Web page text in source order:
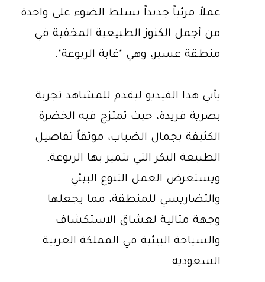
عملاً مرئياً جديداً يسلط الضوء على واحدة
من أجمل الكنوز الطبيعية المخفية في
منطقة عسير، وهي "غابة الربوعة".
يأتي هذا الفيديو ليقدم للمشاهد تجربة
بصرية فريدة، حيث تمتزج فيه الخضرة
الكثيفة بجمال الضباب، موثقاً تفاصيل
الطبيعة البكر التي تتميز بها الربوعة.
ويستعرض العمل التنوع البيئي
والتضاريسي للمنطقة، مما يجعلها
وجهة مثالية لعشاق الاستكشاف
والسياحة البيئية في المملكة العربية
السعودية.